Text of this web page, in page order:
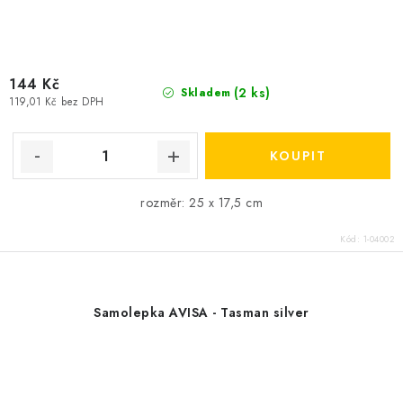
Skladem (2 ks)
119,01 Kč bez DPH
144 Kč
rozměr: 25 x 17,5 cm
Kód: 1-04002
Samolepka AVISA - Tasman silver